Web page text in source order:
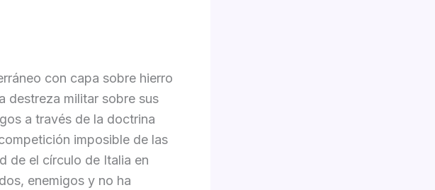
con capa sobre hierro
destreza militar sobre sus
a través de la doctrina
imposible de las
de el círculo de Italia en
enemigos y no ha